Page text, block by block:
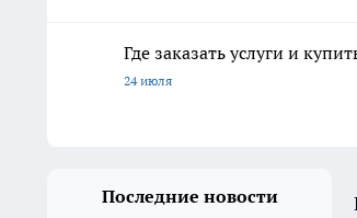
Где заказать услуги и
24 июля
Последние новости